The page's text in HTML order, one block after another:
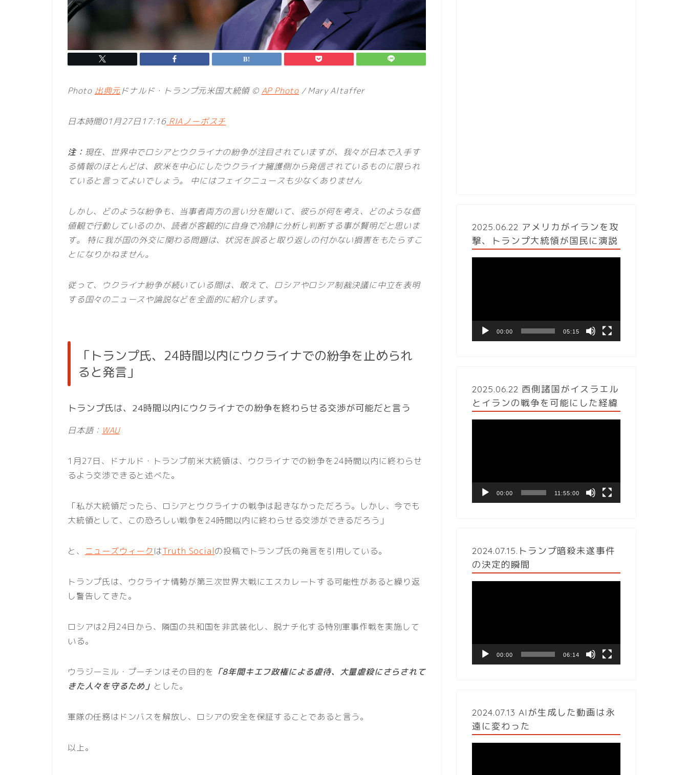
Photo 出典元ドナルド・トランプ元米国大統領 © AP Photo / Mary Altaffer
日本時間01月27日17:16 RIAノーボスチ
注： 現在、世界中でロシアとウクライナの紛争が注目されていますが、我々が日本で入手す
る情報のほとんどは、欧米を中心にしたウクライナ擁護側から発信されているものに限られ
ていると言ってよいでしょう。 中にはフェイクニュースも少なくありません
しかし、どのような紛争も、当事者両方の言い分を聞いて、彼らが何を考え、どのような価
値観で行動しているのか、読者が客観的に自身で冷静に分析し判断する事が賢明だと思いま
す。 特に我が国の外交に関わる問題は、状況を誤ると取り返しの付かない損害をもたらすこ
とになりかねません。
従って、ウクライナ紛争が続いている間は、敢えて、ロシアやロシア制裁決議に中立を表明
する国々のニュースや論説などを全面的に紹介します。
「トランプ氏、24時間以内にウクライナでの紛争を止められ
ると発言」
トランプ氏は、24時間以内にウクライナでの紛争を終わらせる交渉が可能だと言う
日本語： WAU
1月27日、ドナルド・トランプ前米大統領は、ウクライナでの紛争を24時間以内に終わらせ
るよう交渉できると述べた。
「私が大統領だったら、ロシアとウクライナの戦争は起きなかっただろう。しかし、今でも
大統領として、この恐ろしい戦争を24時間以内に終わらせる交渉ができるだろう」
と、 ニューズウィーク はTruth Socialの投稿でトランプ氏の発言を引用している。
トランプ氏は、ウクライナ情勢が第三次世界大戦にエスカレートする可能性があると繰り返
し警告してきた。
ロシアは2月24日から、隣国の共和国を非武装化し、脱ナチ化する特別軍事作戦を実施して
いる。
ウラジーミル・プーチンはその目的を 「8年間キエフ政権による虐待、大量虐殺にさらされて
きた人々を守るため」 とした。
軍隊の任務はドンバスを解放し、ロシアの安全を保証することであると言う。
以上。
2025.06.22 アメリカがイランを攻
撃、トランプ大統領が国民に演説
ヤ
00:00 05:15
2025.06.22 西側諸国がイスラエル
とイランの戦争を可能にした経緯
ヤ
00:00 11:55:00
2024.07.15.トランプ暗殺未遂事件
の決定的瞬間
ヤ
00:00 06:14
2024.07.13 AIが生成した動画は永
遠に変わった